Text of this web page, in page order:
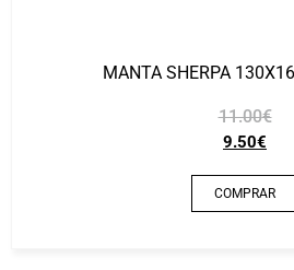
MANTA SHERPA
11.00€
9.50€
COMPRAR